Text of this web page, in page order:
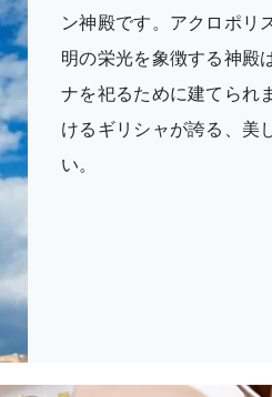
ン神殿です。アクロポリ
明の栄光を象徴する神殿
ナを祀るために建てられ
けるギリシャが誇る、美
い。